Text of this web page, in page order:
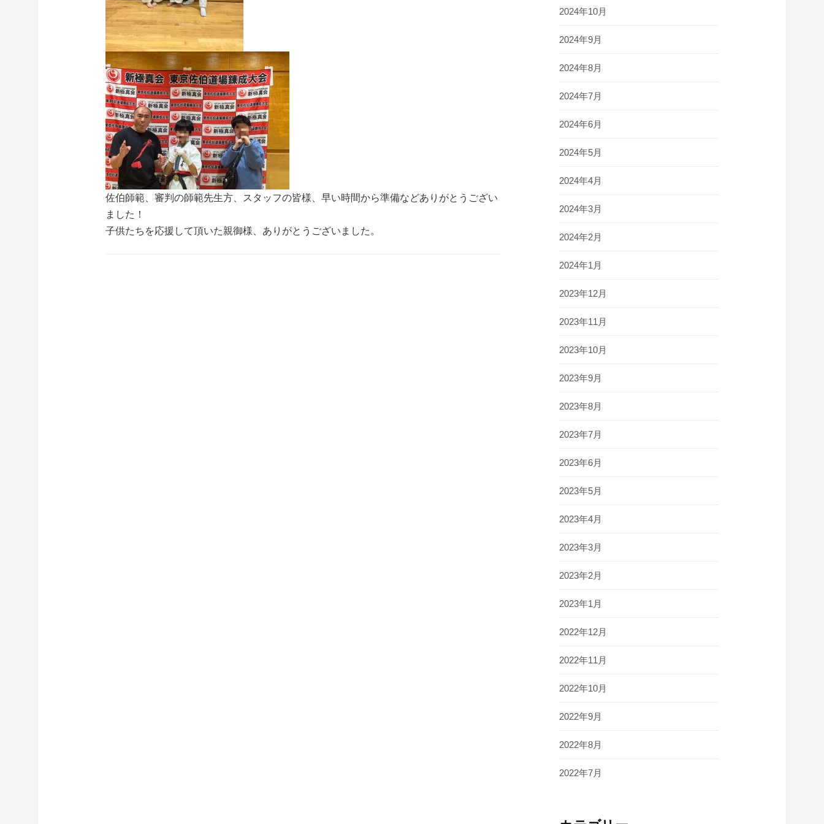
佐伯師範、審判の師範先生方、スタッフの皆様、早い時間から準備などありがとうござい
ました！
子供たちを応援して頂いた親御様、ありがとうございました。
2024年10月
2024年9月
2024年8月
2024年7月
2024年6月
2024年5月
2024年4月
2024年3月
2024年2月
2024年1月
2023年12月
2023年11月
2023年10月
2023年9月
2023年8月
2023年7月
2023年6月
2023年5月
2023年4月
2023年3月
2023年2月
2023年1月
2022年12月
2022年11月
2022年10月
2022年9月
2022年8月
2022年7月